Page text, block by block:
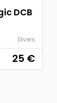
DCB
Divers
25 €